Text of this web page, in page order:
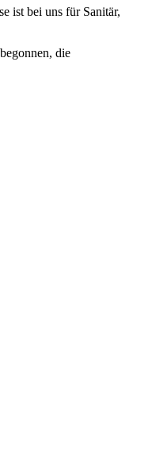
ist bei uns für Sanitär,
die